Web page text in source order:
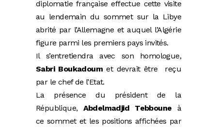
diplomatie française effectue cette visite
au lendemain du sommet sur la Libye
abrité par l’Allemagne et auquel l’Algérie
figure parmi les premiers pays invités.
Il s’entretiendra avec son homologue,
Sabri Boukadoum et devrait être reçu
par le chef de l’Etat.
La présence du président de la
République, Abdelmadjid Tebboune à
ce sommet et les positions affichées par